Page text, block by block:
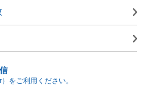
をご利用ください。